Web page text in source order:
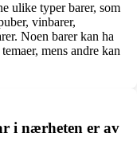
ulike typer barer, som
vinbarer,
Noen barer kan ha
mens andre kan
i nærheten er av